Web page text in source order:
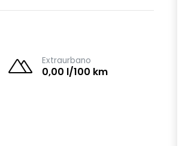
Extraurbano
0,00 l/100 km